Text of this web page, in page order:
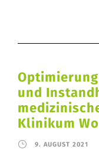
und
Klinikum
9. AUGUST 2021